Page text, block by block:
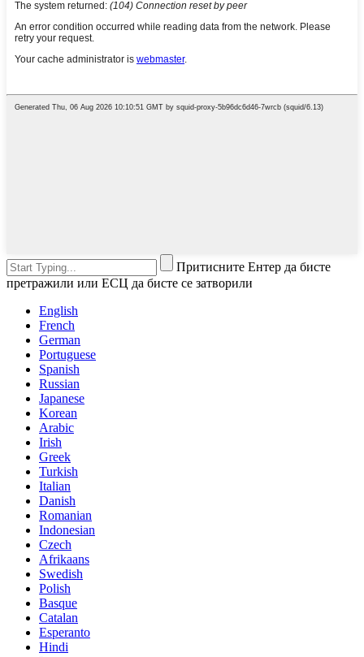
Притисните Ентер да бисте
претражили или ЕСЦ да бисте се затворили
English
French
German
Portuguese
Spanish
Russian
Japanese
Korean
Arabic
Irish
Greek
Turkish
Italian
Danish
Romanian
Indonesian
Czech
Afrikaans
Swedish
Polish
Basque
Catalan
Esperanto
Hindi